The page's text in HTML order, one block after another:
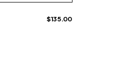
$135.00